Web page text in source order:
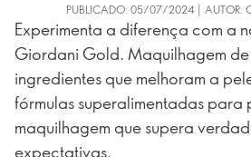
PUBLICADO: 05/07/2024 | AUTOR:
Experimenta a diferença com a
Giordani Gold. Maquilhagem
ingredientes que melhoram a
fórmulas superalimentadas
maquilhagem que supera
expectativas.